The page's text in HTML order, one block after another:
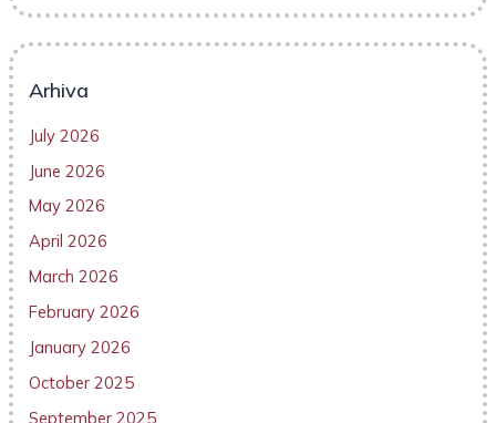
Arhiva
July 2026
June 2026
May 2026
April 2026
March 2026
February 2026
January 2026
October 2025
September 2025